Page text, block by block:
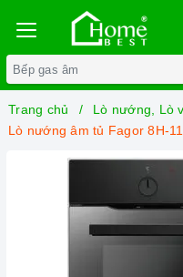
Trang chủ
Lò nướng, Lò
Lò nướng âm tủ Fagor 8H-